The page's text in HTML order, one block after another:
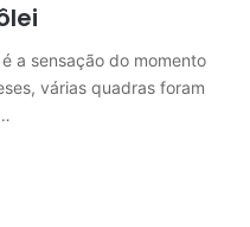
a sensação do momento
várias quadras foram